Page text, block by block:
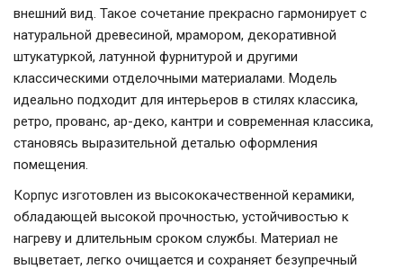
внешний вид. Такое сочетание прекрасно гармонирует с
натуральной древесиной, мрамором, декоративной
штукатуркой, латунной фурнитурой и другими
классическими отделочными материалами. Модель
идеально подходит для интерьеров в стилях классика,
ретро, прованс, ар-деко, кантри и современная классика,
становясь выразительной деталью оформления
помещения.
Корпус изготовлен из высококачественной керамики,
обладающей высокой прочностью, устойчивостью к
нагреву и длительным сроком службы. Материал не
выцветает, легко очищается и сохраняет безупречный